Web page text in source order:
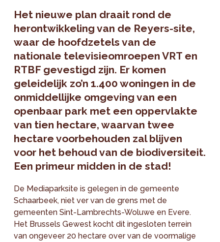
Het nieuwe plan draait rond de
herontwikkeling van de Reyers-site,
waar de hoofdzetels van de
nationale televisieomroepen VRT en
RTBF gevestigd zijn. Er komen
geleidelijk zo’n 1.400 woningen in de
onmiddellijke omgeving van een
openbaar park met een oppervlakte
van tien hectare, waarvan twee
hectare voorbehouden zal blijven
voor het behoud van de biodiversiteit.
Een primeur midden in de stad!
De Mediaparksite is gelegen in de gemeente
Schaarbeek, niet ver van de grens met de
gemeenten Sint-Lambrechts-Woluwe en Evere.
Het Brussels Gewest kocht dit ingesloten terrein
van ongeveer 20 hectare over van de voormalige